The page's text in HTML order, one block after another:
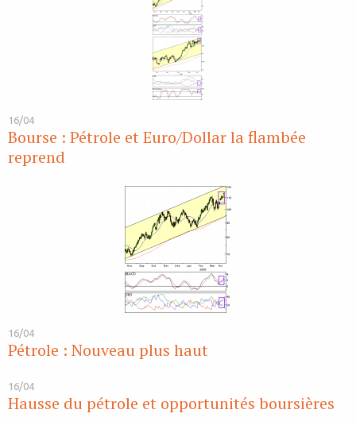
16/04
Bourse : Pétrole et Euro/Dollar la flambée
reprend
16/04
Pétrole : Nouveau plus haut
16/04
Hausse du pétrole et opportunités boursières